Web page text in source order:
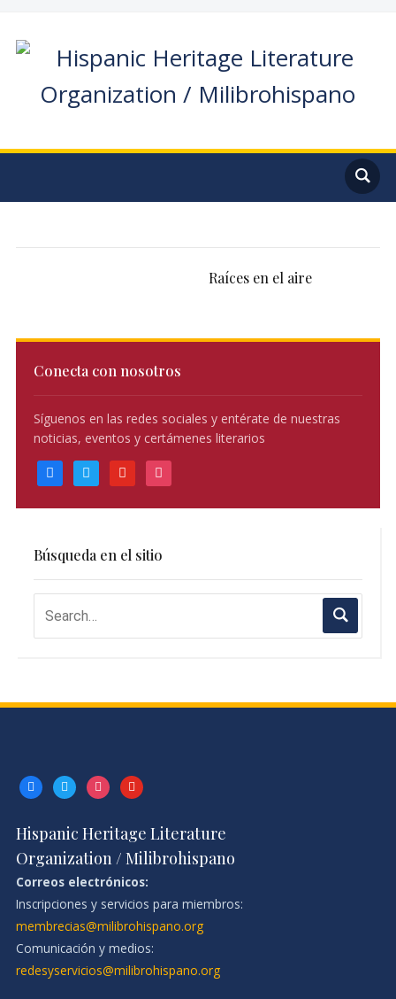
Conecta con nosotros
Síguenos en las redes sociales y entérate de nuestras
noticias, eventos y certámenes literarios
facebooktwitter youtube instagram
Búsqueda en el sitio
Raíces en el aire
facebooktwitterinstagramyoutube
Hispanic Heritage Literature
Organization / Milibrohispano
Correos electrónicos:
Inscripciones y servicios para miembros:
membrecias@milibrohispano.org
Comunicación y medios:
redesyservicios@milibrohispano.org